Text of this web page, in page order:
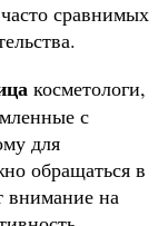
сравнимых
косметологи,
с
для
обращаться в
внимание на